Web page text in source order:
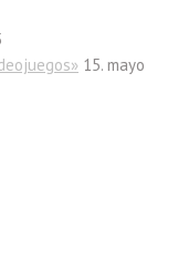
15. mayo